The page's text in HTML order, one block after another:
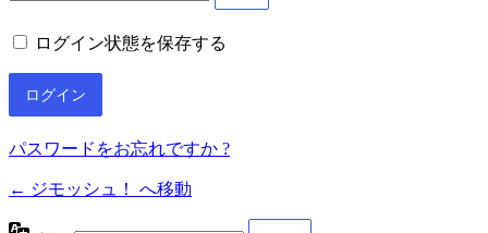
ログイン状態を保存する
パスワードをお忘れですか ?
← ジモッシュ！ へ移動